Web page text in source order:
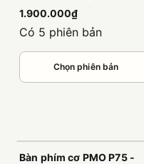
tặng dành riêng cho các
bạn nữ
1.900.000₫
Có 5 phiên bản
Chọn phiên bản
Bàn phím cơ PMO P75 -